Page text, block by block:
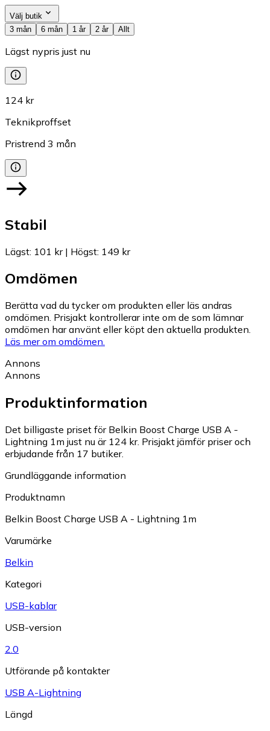
Välj butik
3 mån
6 mån 1 år 2 år Allt
Lägst nypris just nu
124 kr
Teknikproffset
Pristrend 3 mån
Stabil
Lägst: 101 kr| Högst: 149 kr
Omdömen
Berätta vad du tycker om produkten eller läs andras
omdömen. Prisjakt kontrollerar inte om de som lämnar
omdömen har använt eller köpt den aktuella produkten.
Läs mer om omdömen.
Annons
Annons
Produktinformation
Det billigaste priset för Belkin Boost Charge USB A -
Lightning 1m just nu är 124 kr. Prisjakt jämför priser och
erbjudande från 17 butiker.
Grundläggande information
Produktnamn
Belkin Boost Charge USB A - Lightning 1m
Varumärke
Belkin
Kategori
USB-kablar
USB-version
2.0
Utförande på kontakter
USB A-Lightning
Längd